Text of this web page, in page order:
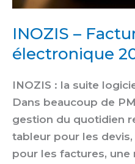
INOZIS –
électronique
INOZIS : la suite
Dans beaucoup de
gestion du quotidien
tableur pour les
pour les factures,